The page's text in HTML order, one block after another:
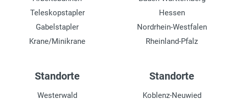
Teleskopstapler
Gabelstapler
Krane/Minikrane
Hessen
Nordrhein-Westfalen
Rheinland-Pfalz
Standorte
Westerwald
Standorte
Koblenz-Neuwied